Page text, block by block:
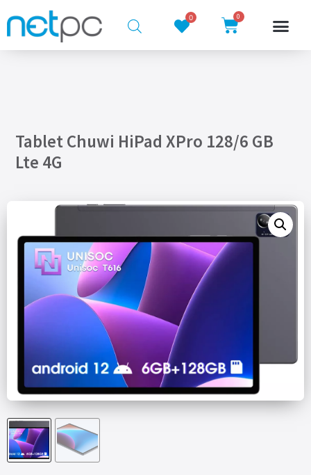
0 0
Tablet Chuwi HiPad XPro 128/6 GB
Lte 4G